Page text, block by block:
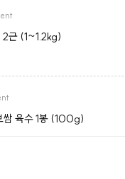
근 (1~1.2kg)
쌈 육수 1봉 (100g)